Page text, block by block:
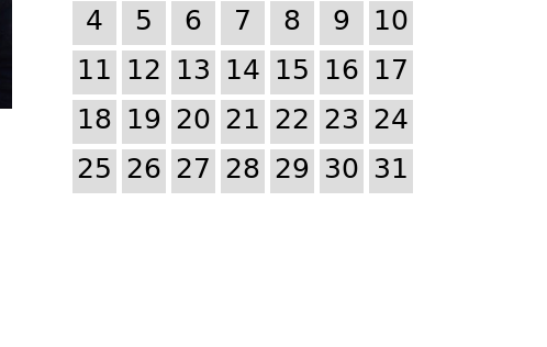
4
5 6 7 8 9
10
11 12 13 14 15 16 17
18 19 20 21 22 23 24
25 26 27 28 29 30 31